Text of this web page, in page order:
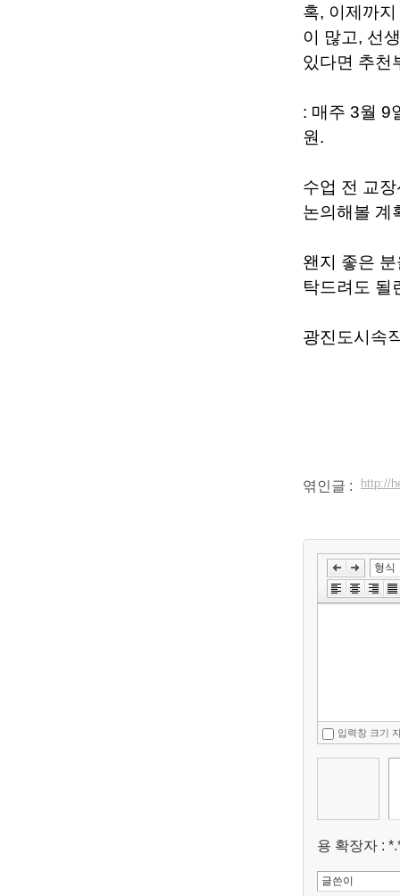
혹, 이제까
이 많고, 선
있다면 추천
: 매주 3월 9
원.
수업 전 교
논의해볼 계
왠지 좋은
탁드려도 될
광진도시속
엮인글 : http://
입력창 크기
용 확장자 :